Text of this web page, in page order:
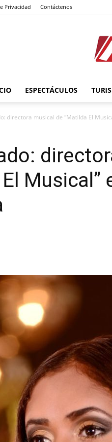
Privacidad Contáctenos
ESPECTÁCULOS
directora musical de “Matilda El
Musical”